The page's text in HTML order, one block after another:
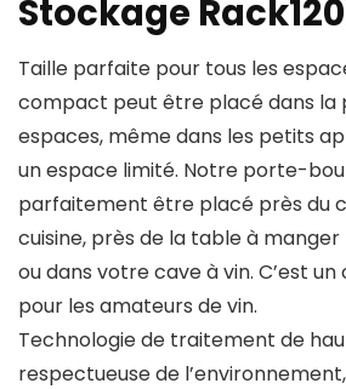
Stockage
Taille parfaite pour tous les
compact peut être placé dans la
espaces, même dans les petits
un espace limité. Notre porte-
parfaitement être placé près du
cuisine, près de la table à
ou dans votre cave à vin. C’est
pour les amateurs de vin.
Technologie de traitement de
respectueuse de